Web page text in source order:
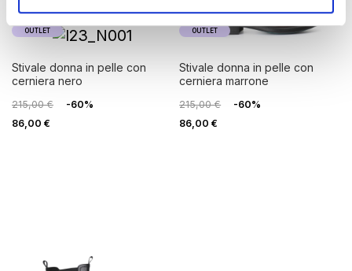
OUTLET
stivale donna in pelle con
cerniera nero
215,00 €
-60%
86,00 €
OUTLET
stivale donna in pelle con
cerniera marrone
215,00 €
-60%
86,00 €